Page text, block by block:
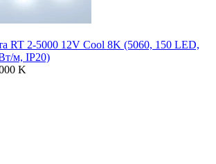
RT 2-5000 12V Cool 8K (5060, 150 LED,
м, IP20)
K